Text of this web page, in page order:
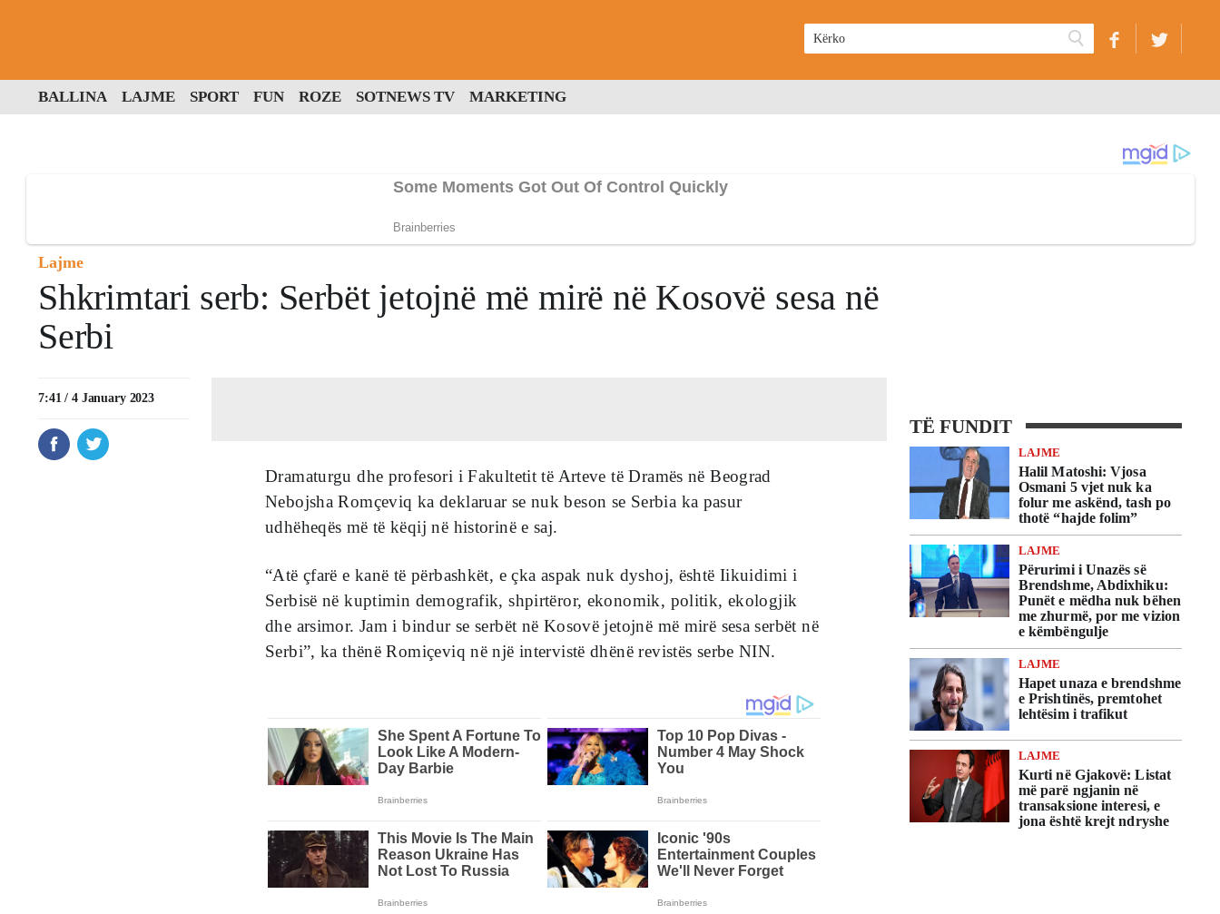
BALLINA LAJME SPORT FUN ROZE SOTNEWS TV MARKETING
Lajme
Shkrimtari serb: Serbët jetojnë më mirë në Kosovë sesa në
Serbi
7:41 / 4 January 2023
TË FUNDIT
LAJME
Halil Matoshi: Vjosa
Osmani 5 vjet nuk ka
folur me askënd, tash po
thotë “hajde folim”
LAJME
Përurimi i Unazës së
Brendshme, Abdixhiku:
Punët e mëdha nuk bëhen
me zhurmë, por me vizion
e këmbëngulje
LAJME
Hapet unaza e brendshme
e Prishtinës, premtohet
lehtësim i trafikut
LAJME
Kurti në Gjakovë: Listat
më parë ngjanin në
transaksione interesi, e
jona është krejt ndryshe
Dramaturgu dhe profesori i Fakultetit të Arteve të Dramës në Beograd
Nebojsha Romçeviq ka deklaruar se nuk beson se Serbia ka pasur
udhëheqës më të këqij në historinë e saj.
“Atë çfarë e kanë të përbashkët, e çka aspak nuk dyshoj, është Iikuidimi i
Serbisë në kuptimin demografik, shpirtëror, ekonomik, politik, ekologjik
dhe arsimor. Jam i bindur se serbët në Kosovë jetojnë më mirë sesa serbët në
Serbi”, ka thënë Romiçeviq në një intervistë dhënë revistës serbe NIN.